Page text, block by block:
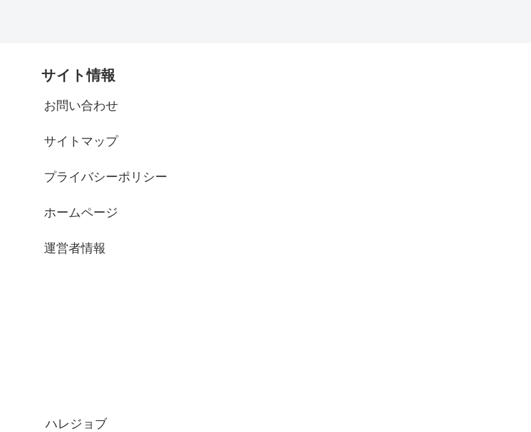
サイト情報
お問い合わせ
サイトマップ
プライバシーポリシー
ホームページ
運営者情報
ハレジョブ